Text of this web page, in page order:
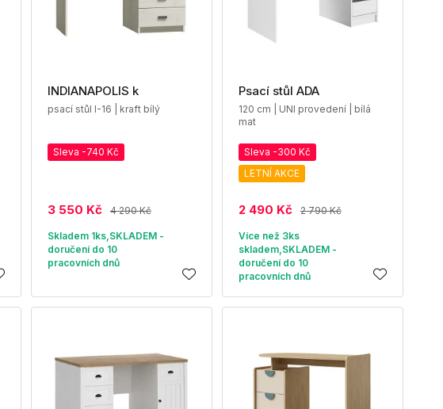
INDIANAPOLIS k
psací stůl I-16 | kraft bílý
Sleva -740 Kč
3 550 Kč 4 290 Kč
Skladem 1ks,SKLADEM -
doručení do 10
pracovních dnů
Psací stůl ADA
120 cm | UNI provedení | bílá
mat
Sleva -300 Kč
LETNÍ AKCE
2 490 Kč 2 790 Kč
Více než 3ks
skladem,SKLADEM -
doručení do 10
pracovních dnů